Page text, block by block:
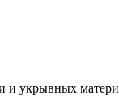
и укрывных